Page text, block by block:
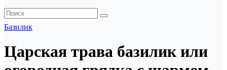
Базилик
Царская трава базилик или